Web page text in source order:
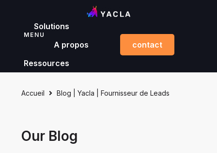
MENU
Solutions
A propos
Ressources
contact
Accueil Blog | Yacla | Fournisseur de Leads
Our Blog